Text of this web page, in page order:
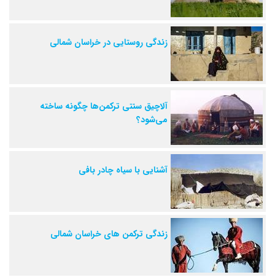
زندگی روستایی در خراسان شمالی
آلاچیق سنتی ترکمن‌ها چگونه ساخته
می‌شود؟
آشنایی با سیاه چادر بافی
زندگی ترکمن های خراسان شمالی